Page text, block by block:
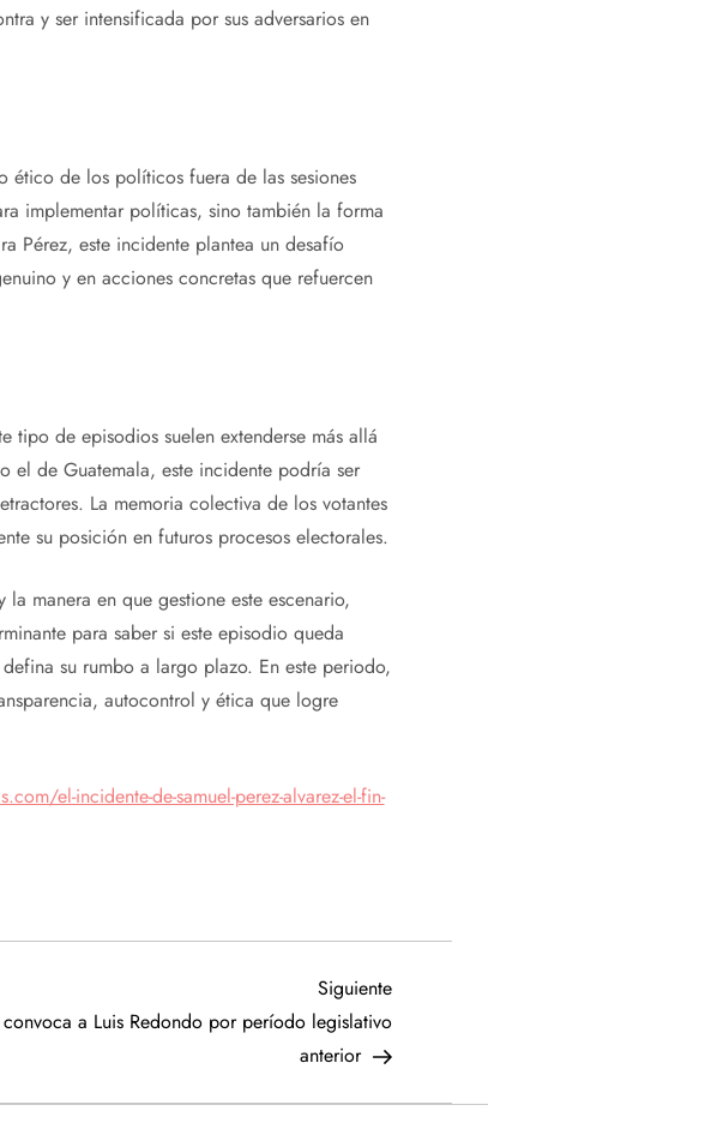
y ser intensificada por sus adversarios en
ético de los políticos fuera de las sesiones
implementar políticas, sino también la forma
Pérez, este incidente plantea un desafío
y en acciones concretas que refuercen
tipo de episodios suelen extenderse más allá
de Guatemala, este incidente podría ser
La memoria colectiva de los votantes
su posición en futuros procesos electorales.
manera en que gestione este escenario,
para saber si este episodio queda
su rumbo a largo plazo. En este periodo,
autocontrol y ética que logre
el-incidente-de-samuel-perez-alvarez-el-fin-
Siguiente
entrada
Siguiente
a Luis Redondo por período legislativo
anterior